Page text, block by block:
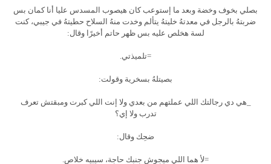
بصلي بخوف وخضة وبعد ما إستوعب كان هيصوب المسدس عليا أنا كمان بس
ضربتهُ بالرجل في معدتهُ خليتهُ يتألم وخدت منهُ السلاح حطيتهُ في جيبي، كنت
لسة هخلص عليه بس ظهر حاتم أخيرًا وقال:
=تلميذتي.
بصيتلهُ بسخرية وقولت:
_هي دي رجالتك اللي عملتهم من بعدي ولا إنت اللي كبرت ومبقتش تعرف
تدرب ولا إي؟
ضحِك وقال:
=لأ هما اللي ميجوش جنبك حاجة، سيبيه خلاص.